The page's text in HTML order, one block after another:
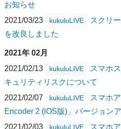
お知らせ
2021/03/23
kukuluLIVE
スクリ
を改良しました
2021年 02月
2021/02/13
kukuluLIVE
スマホ
キュリティリスクについて
2021/02/07
kukuluLIVE
スマホ
Encoder 2 (iOS版)」バージョン
2021/02/03
kukuluLIVE スマホ